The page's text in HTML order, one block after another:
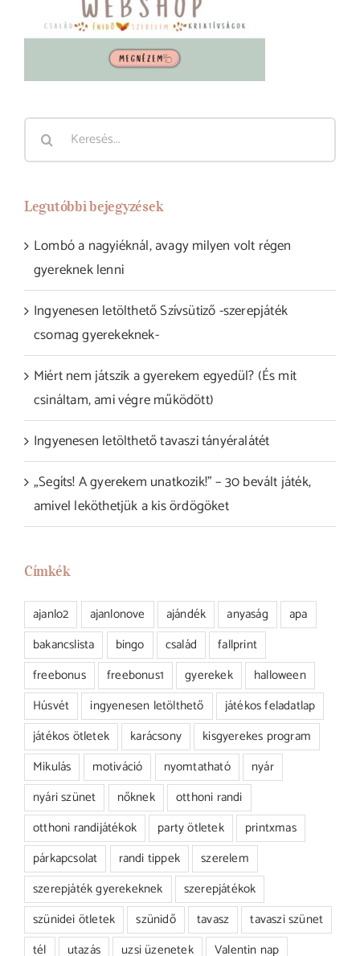
Keresés...
Legutóbbi bejegyzések
Lombó a nagyiéknál, avagy milyen volt régen
gyereknek lenni
Ingyenesen letölthető Szívsütiző -szerepjáték
csomag gyerekeknek-
Miért nem játszik a gyerekem egyedül? (És mit
csináltam, ami végre működött)
Ingyenesen letölthető tavaszi tányéralátét
„Segíts! A gyerekem unatkozik!” – 30 bevált játék,
amivel leköthetjük a kis ördögöket
Címkék
ajanlo2 ajanlonove ajándék anyaság
apa
bakancslista
bingo család
fallprint
freebonus
freebonus1 gyerekek
halloween
Húsvét
ingyenesen letölthető
játékos feladatlap
játékos ötletek
karácsony
kisgyerekes program
Mikulás
motiváció nyomtatható
nyár
nyári szünet
nőknek
otthoni randi
otthoni randijátékok
party ötletek
printxmas
párkapcsolat
randi tippek
szerelem
szerepjáték gyerekeknek
szerepjátékok
szünidei ötletek
szünidő tavasz
tavaszi szünet
tél
utazás uzsi üzenetek Valentin nap